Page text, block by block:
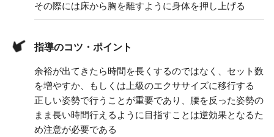
その際には床から胸を離すように身体を押し上げる
指導のコツ・ポイント
余裕が出てきたら時間を長くするのではなく、セット数
を増やすか、もしくは上級のエクササイズに移行する
正しい姿勢で行うことが重要であり、腰を反った姿勢の
まま長い時間行えるように目指すことは逆効果となるた
め注意が必要である